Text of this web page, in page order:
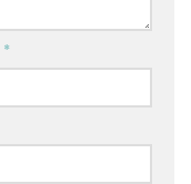
*